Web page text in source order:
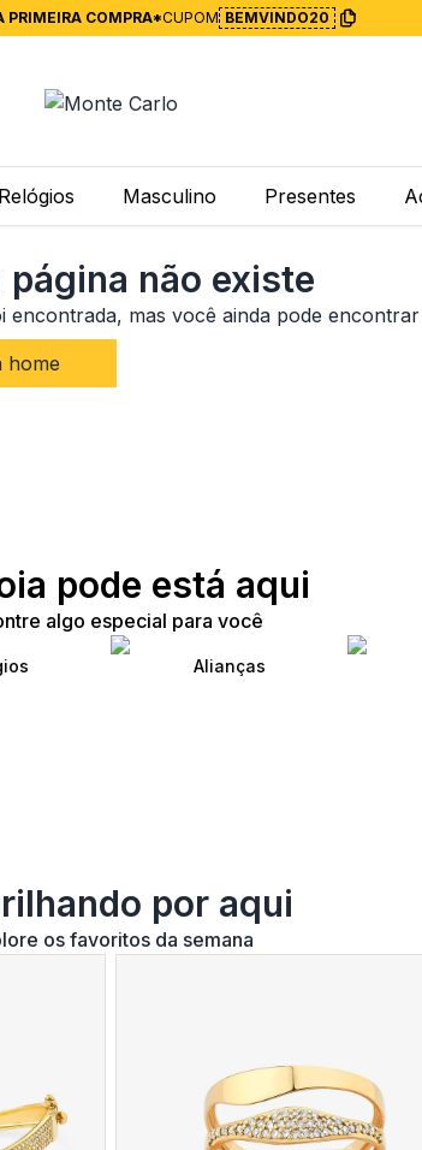
PRIMEIRA COMPRA*CUPOM BEMVINDO20
Relógios Masculino Presentes
página não existe
encontrada, mas você ainda pode
home
pode está aqui
algo especial para você
Alianças
por aqui
os favoritos da semana